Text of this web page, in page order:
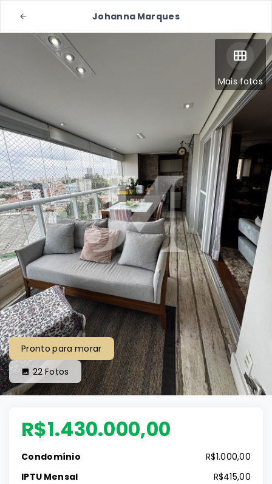
Johanna Marques
Mais fotos
Pronto para morar
22 Fotos
R$1.430.000,00
Condomínio
R$1.000,00
IPTU Mensal
R$415,00